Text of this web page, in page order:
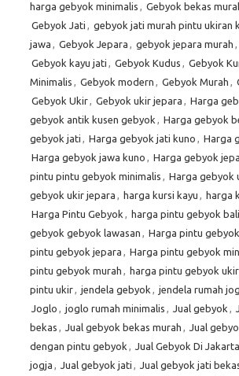
harga gebyok minimalis , Gebyok bekas
Gebyok Jati , gebyok jati murah pintu ukiran
jawa , Gebyok Jepara , gebyok jepara murah ,
Gebyok kayu jati , Gebyok Kudus , Gebyok
Minimalis , Gebyok modern , Gebyok Murah ,
Gebyok Ukir, Gebyok ukir jepara , Harga
gebyok antik kusen gebyok , Harga gebyok
gebyok jati , Harga gebyok jati kuno , Harga
Harga gebyok jawa kuno , Harga gebyok
pintu pintu gebyok minimalis , Harga gebyok
gebyok ukir jepara , harga kursi kayu , harga
Harga Pintu Gebyok , harga pintu gebyok bali
gebyok gebyok lawasan , Harga pintu
pintu gebyok jepara , Harga pintu gebyok
pintu gebyok murah , harga pintu gebyok
pintu ukir, jendela gebyok , jendela rumah
Joglo , joglo rumah minimalis , Jual gebyok ,
bekas , Jual gebyok bekas murah , Jual
dengan pintu gebyok , Jual Gebyok Di Jakarta
jogja , Jual gebyok jati , Jual gebyok jati